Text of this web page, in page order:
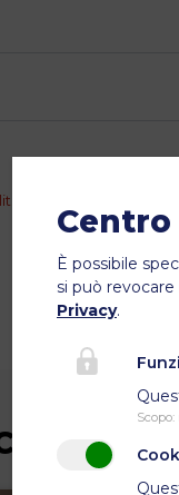
sulla Privacy
È possibile
si può
Privacy.
Scopo: